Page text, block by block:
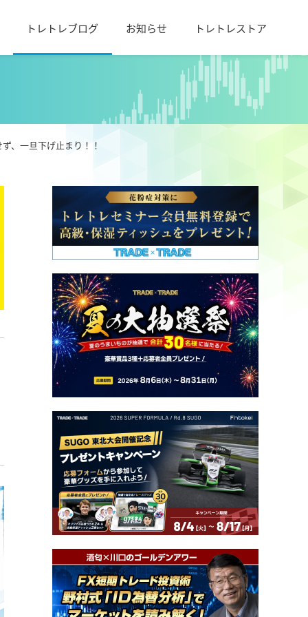
トレトレブログ お知らせ トレトレストア
、一旦下げ止まり！！